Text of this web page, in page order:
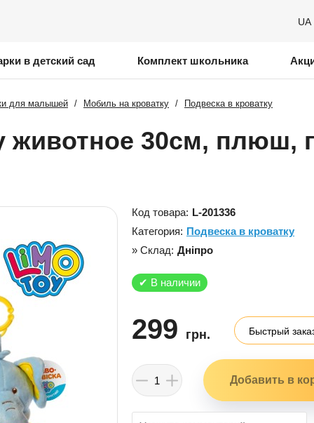
UA
в детский сад Комплект школьника
для малышей / Мобиль на кроватку / Подвеска в кроватку
животное 30см, плюш,
Код товара: L-201336
Категория: Подвеска в кроватку
» Склад: Дніпро
✔ В наличии
299 грн. Быстрый